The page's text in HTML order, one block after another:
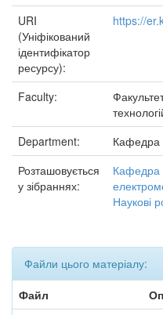
URI
(Уніфікований
ідентифікатор
ресурсу):
https://
Faculty:
Department:
Кафедра
Розташовується
у зібраннях:
Кафедра
Наукові
Файли цього матеріалу:
Файл